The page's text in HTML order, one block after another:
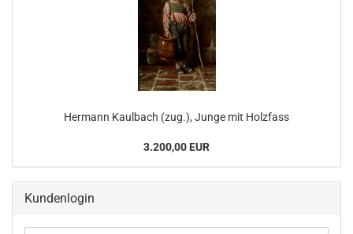
Hermann Kaulbach (zug.), Junge mit Holzfass
3.200,00 EUR
Kundenlogin